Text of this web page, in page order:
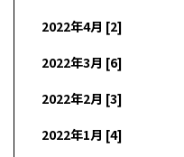
2022年4月 [2]
2022年3月 [6]
2022年2月 [3]
2022年1月 [4]